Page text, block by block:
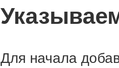
Для начала